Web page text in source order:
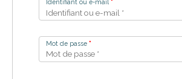
Identifiant ou e-mail *
Mot de passe *